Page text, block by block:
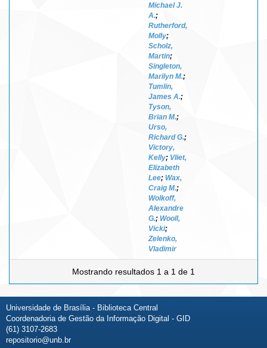
Michael J.
A.;
Rutherford,
Molly;
Scholz,
Martin;
Singleton,
Marilyn M.;
Tumlin,
James A.;
Tyson,
Brian M.;
Urso,
Richard G.;
Victory,
Kelly; Vliet,
Elizabeth
Lee; Wax,
Craig M.;
Wolkoff,
Alexandre
G.; Wooll,
Vicki;
Zelenko,
Vladimir
Mostrando resultados 1 a 1 de 1
Universidade de Brasília - Biblioteca Central
Coordenadoria de Gestão da Informação Digital - GID
(61) 3107-2683
repositorio@unb.br